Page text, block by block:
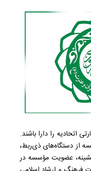
اتحادیه را دارا باشند.
از دستگاه‌های ذی‌ربط،
عضویت مؤسسه در